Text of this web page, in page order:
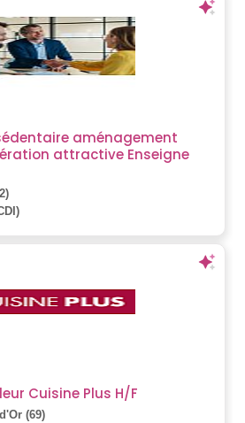
aménagement
attractive Enseigne
Cuisine Plus H/F
(69)